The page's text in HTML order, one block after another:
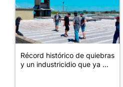
Récord histórico de quiebras
y un industricidio que ya ...